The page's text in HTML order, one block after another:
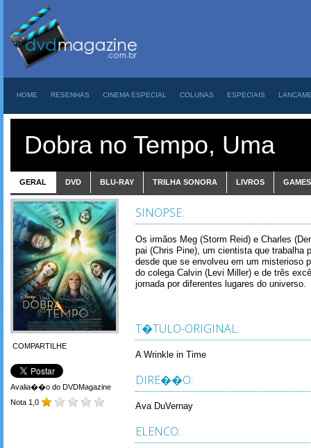
HOME RESENHAS CINEMA ESPECIAL COLUNAS ESPECIAIS
Dobra no Tempo, Uma
GERAL DVD BLU-RAY TRILHA SONORA LIVROS GAMES
COMPARTILHE
Avalia��o do DVDMagazine
Nota 1,0
SINOPSE:
Os irmãos Meg (Storm Reid) e Charles
pai (Chris Pine), um cientista que trabalha
desde que se envolveu em um misterioso
do colega Calvin (Levi Miller) e de três
jornada por diferentes lugares do universo.
T�TULO-ORIGINAL:
A Wrinkle in Time
DIRE��O:
Ava DuVernay
ELENCO: